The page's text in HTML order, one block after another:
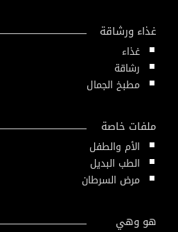
غذاء ورشاقة
غذاء
رشاقة
مطبخ الجمال
ملفات خاصة
الأم والطفل
الطب البديل
مرض السرطان
هو وهي